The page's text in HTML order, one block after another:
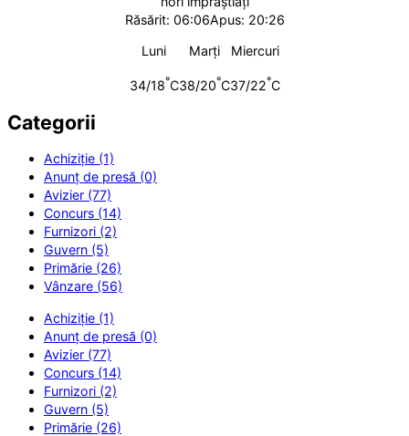
Răsărit: 06:06Apus: 20:26
Luni
34/18°C
Marți
38/20°C
Miercuri
37/22°C
Categorii
Achiziție (1)
Anunț de presă (0)
Avizier (77)
Concurs (14)
Furnizori (2)
Guvern (5)
Primărie (26)
Vânzare (56)
Achiziție (1)
Anunț de presă (0)
Avizier (77)
Concurs (14)
Furnizori (2)
Guvern (5)
Primărie (26)